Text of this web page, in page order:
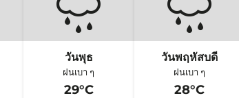
วันพุธ
ฝนเบา ๆ
29°C
วันพฤหัสบดี
ฝนเบา ๆ
28°C